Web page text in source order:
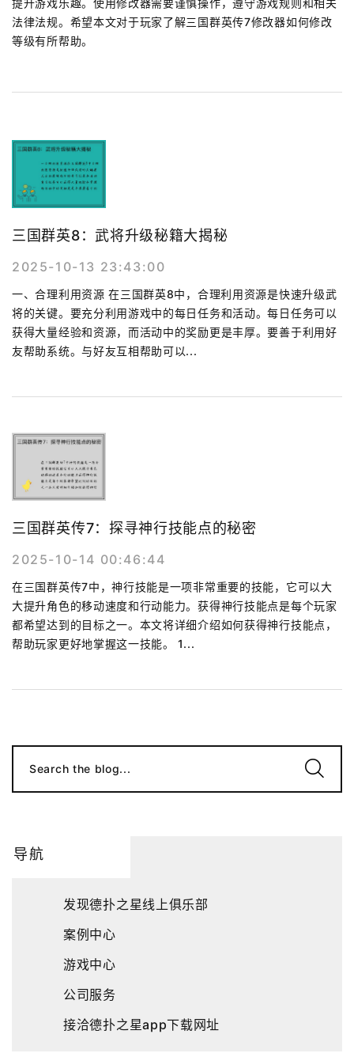
法律法规。希望本文对于玩家了解三国群英传7修改器如何修改
等级有所帮助。
三国群英8：武将升级秘籍大揭秘
2025-10-13 23:43:00
一、合理利用资源 在三国群英8中，合理利用资源是快速升级武
将的关键。要充分利用游戏中的每日任务和活动。每日任务可以
获得大量经验和资源，而活动中的奖励更是丰厚。要善于利用好
友帮助系统。与好友互相帮助可以...
三国群英传7：探寻神行技能点的秘密
2025-10-14 00:46:44
在三国群英传7中，神行技能是一项非常重要的技能，它可以大
大提升角色的移动速度和行动能力。获得神行技能点是每个玩家
都希望达到的目标之一。本文将详细介绍如何获得神行技能点，
帮助玩家更好地掌握这一技能。 1...
Search the blog...
导航
发现德扑之星线上俱乐部
案例中心
游戏中心
公司服务
接洽德扑之星app下载网址